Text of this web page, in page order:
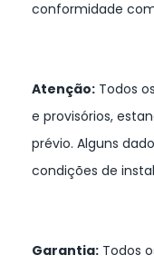
conformidade
Atenção: Todos
e provisórios,
prévio. Alguns
condições de
Garantia: Todos